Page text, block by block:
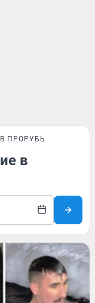
ПРОРУБЬ
в